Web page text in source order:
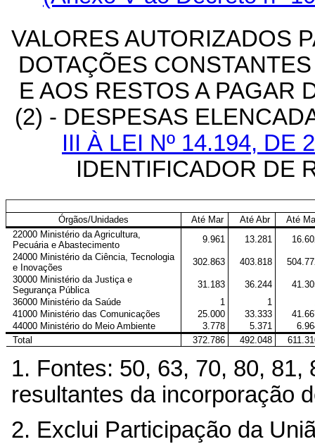
VALORES AUTORIZADOS
DOTAÇÕES
E AOS RESTOS A PAGAR
(2) - DESPESAS
III À LEI Nº 14.194, DE
IDENTIFICADOR DE
Órgãos/Unidades Até Mar Até Abr
Até
22000 Ministério da Agricultura,
Pecuária e Abastecimento
9.961 13.281
24000 Ministério da Ciência, Tecnologia
e Inovações
302.863 403.818
30000 Ministério da Justiça e
Segurança Pública
31.183 36.244
36000 Ministério da Saúde
1 1
41000 Ministério das Comunicações
25.000 33.333
44000 Ministério do Meio Ambiente
3.778 5.371
Total
372.786 492.048
1. Fontes: 50, 63, 70, 80,
resultantes da incorporação
2. Exclui Participação da